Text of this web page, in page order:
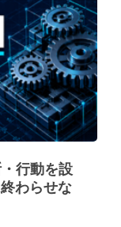
行動を設
わらせな